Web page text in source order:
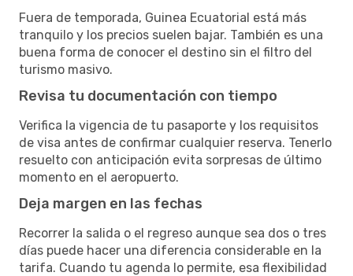
Fuera de temporada, Guinea Ecuatorial está más
tranquilo y los precios suelen bajar. También es una
buena forma de conocer el destino sin el filtro del
turismo masivo.
Revisa tu documentación con tiempo
Verifica la vigencia de tu pasaporte y los requisitos
de visa antes de confirmar cualquier reserva. Tenerlo
resuelto con anticipación evita sorpresas de último
momento en el aeropuerto.
Deja margen en las fechas
Recorrer la salida o el regreso aunque sea dos o tres
días puede hacer una diferencia considerable en la
tarifa. Cuando tu agenda lo permite, esa flexibilidad